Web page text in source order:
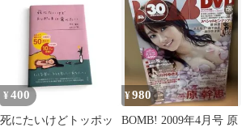
¥ 400
死にたいけどトッポッ
¥980
BOMB! 2009年4月号 原